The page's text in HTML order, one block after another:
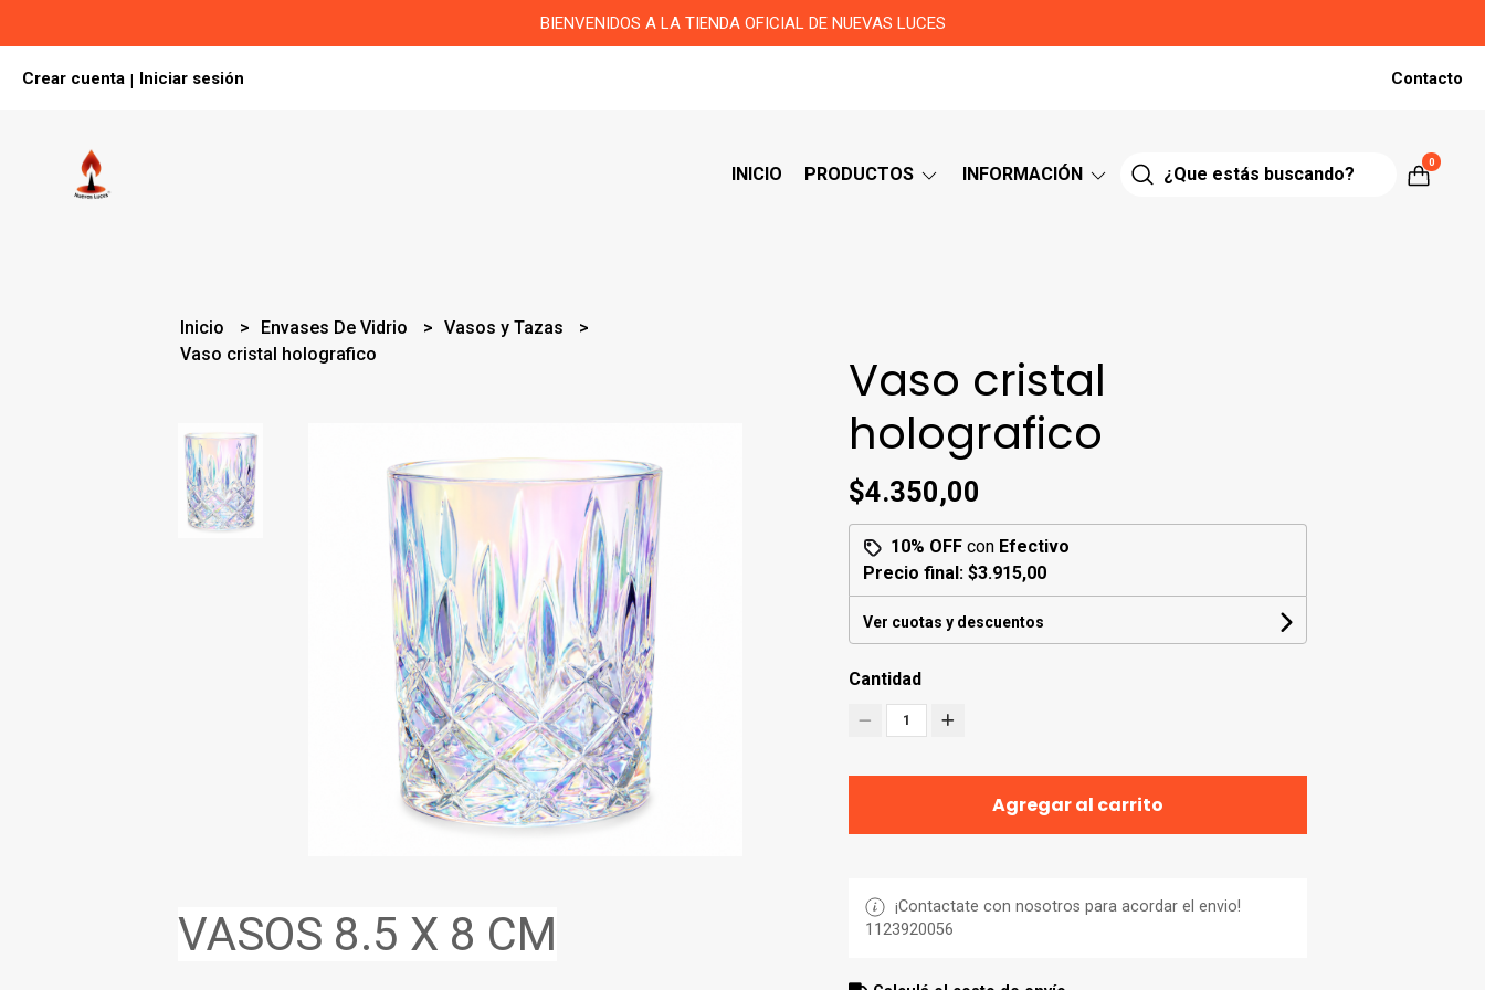
BIENVENIDOS A LA TIENDA OFICIAL DE NUEVAS LUCES
Crear cuenta | Iniciar sesión Contacto
INICIO PRODUCTOS INFORMACIÓN
0
Inicio Envases De Vidrio
Vasos y Tazas
Vaso cristal holografico
VASOS 8.5 X 8 CM
Vaso cristal
holografico
$4.350,00
10% OFFcon Efectivo
Precio final: $3.915,00
Ver cuotas y descuentos
Cantidad
1
Agregar al carrito
¡Contactate con nosotros para acordar el envio!
1123920056